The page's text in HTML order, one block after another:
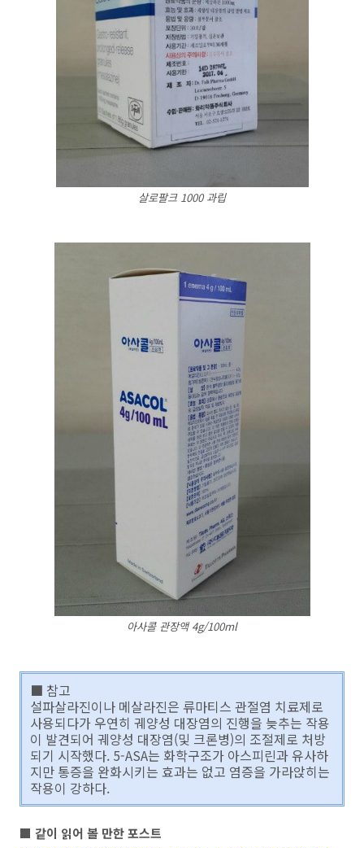
살로팔크 1000 과립
아사콜 관장액 4g/100ml
■ 참고
설파살라진이나 메살라진은 류마티스 관절염 치료제로
사용되다가 우연히 궤양성 대장염의 진행을 늦추는 작용
이 발견되어 궤양성 대장염(및 크론병)의 조절제로 처방
되기 시작했다. 5-ASA는 화학구조가 아스피린과 유사하
지만 통증을 완화시키는 효과는 없고 염증을 가라앉히는
작용이 강하다.
■ 같이 읽어 볼 만한 포스트